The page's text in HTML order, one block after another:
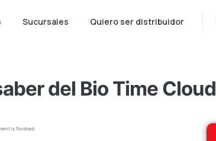
Sucursales Quiero ser distribuidor
del Bio Time Cloud
is finished.